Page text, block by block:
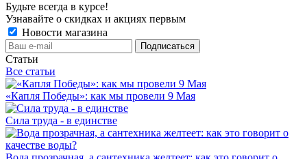
Будьте всегда в курсе!
Узнавайте о скидках и акциях первым
Новости магазина
Статьи
Все статьи
«Капля Победы»: как мы провели 9 Мая
Сила труда - в единстве